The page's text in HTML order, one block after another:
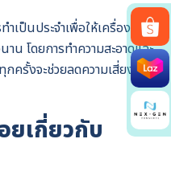
ำเป็นประจำเพื่อให้เครื่องมือ
าน โดยการทำความสะอาดและ
ครั้งจะช่วยลดความเสี่ยงจาก
ยเกี่ยวกับ